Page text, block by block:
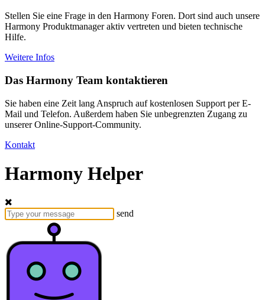
Stellen Sie eine Frage in den Harmony Foren. Dort sind auch unsere
Harmony Produktmanager aktiv vertreten und bieten technische
Hilfe.
Weitere Infos
Das Harmony Team kontaktieren
Sie haben eine Zeit lang Anspruch auf kostenlosen Support per E-
Mail und Telefon. Außerdem haben Sie unbegrenzten Zugang zu
unserer Online-Support-Community.
Kontakt
Harmony Helper
send